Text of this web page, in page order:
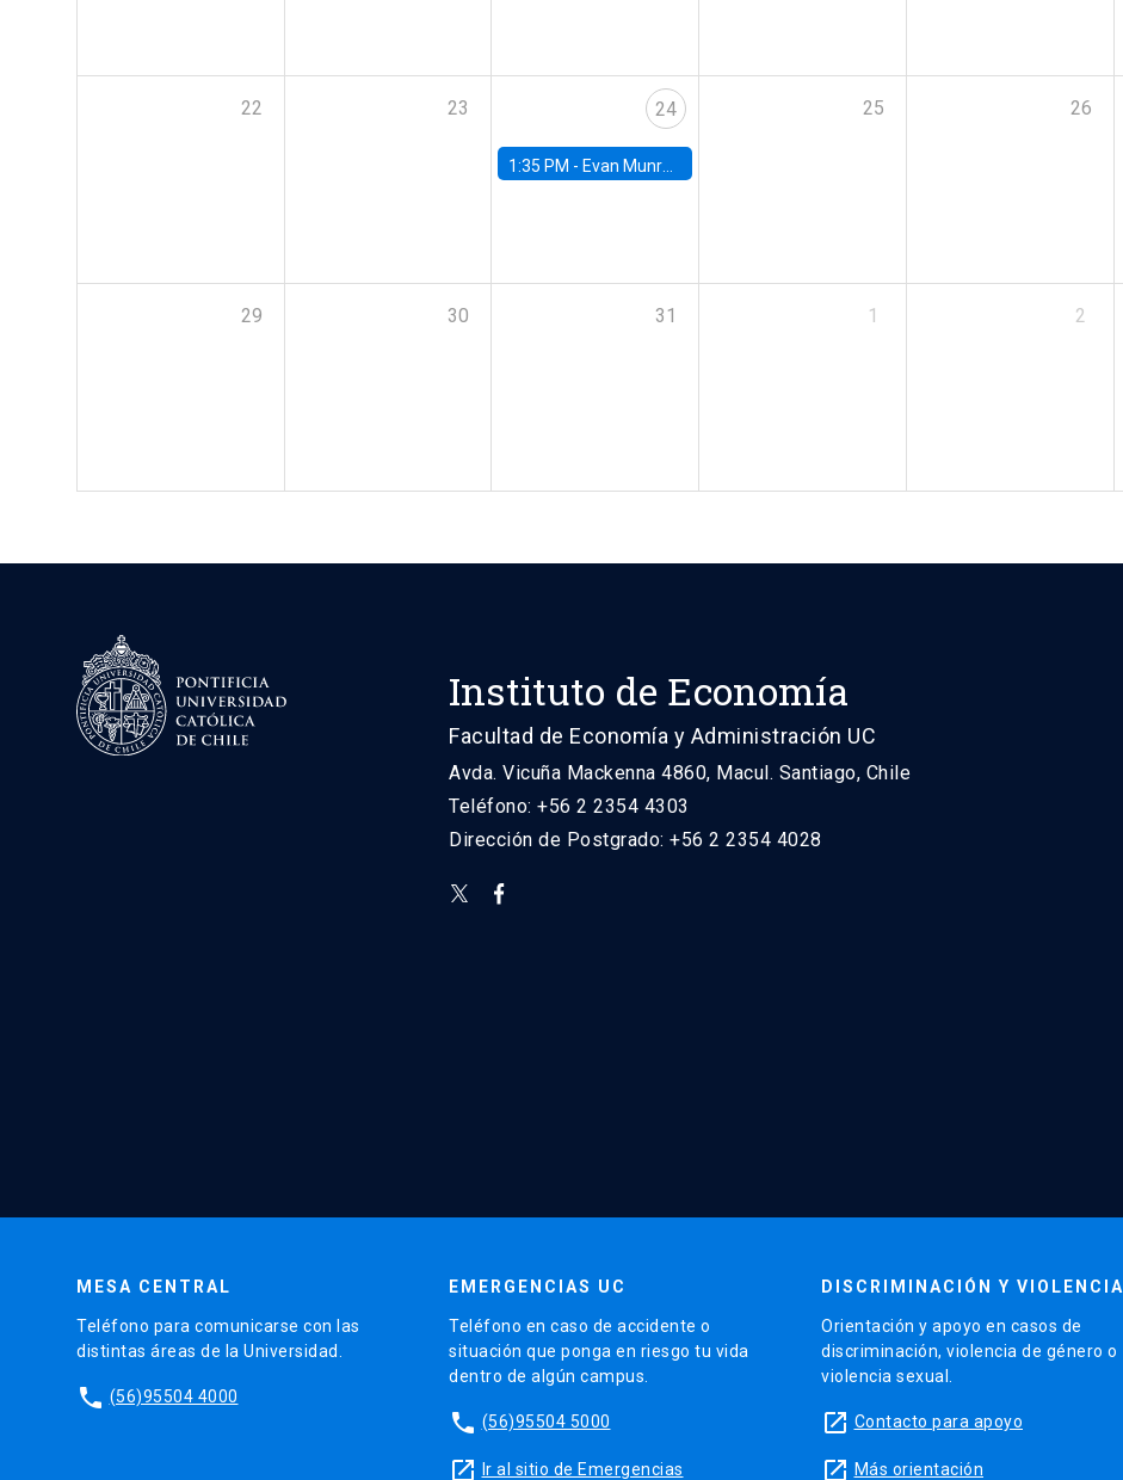
22 23 24
1:35 PM - Evan Munro, Neyman Visiting Assistant Professor in the Department of Statistics at UC Berkeley
25 26
29 30 31 1 2
Instituto de Economía
Facultad de Economía y Administración UC
Avda. Vicuña Mackenna 4860, Macul. Santiago, Chile
Teléfono: +56 2 2354 4303
Dirección de Postgrado: +56 2 2354 4028
MESA CENTRAL
Teléfono para comunicarse con las
distintas áreas de la Universidad.
phone (56)95504 4000
EMERGENCIAS UC
Teléfono en caso de accidente o
situación que ponga en riesgo tu vida
dentro de algún campus.
phone (56)95504 5000
launch Ir al sitio de Emergencias
DISCRIMINACIÓN Y VIOLENCIA
Orientación y apoyo en casos de
discriminación, violencia de género o
violencia sexual.
launch Contacto para apoyo
launch Más orientación